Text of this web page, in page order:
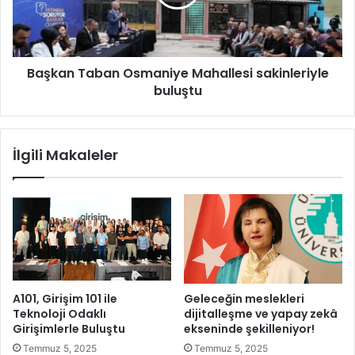
n
s
ö
r
u
y
o
k
n
T
a
b
M
a
h
l
Başkan Taban Osmaniye Mahallesi sakinleriyle
buluştu
İlgili Makaleler
A101, Girişim 101 ile
Teknoloji Odaklı
Girişimlerle Buluştu
Temmuz 5, 2025
Geleceğin meslekleri
dijitalleşme ve yapay zekâ
ekseninde şekilleniyor!
Temmuz 5, 2025